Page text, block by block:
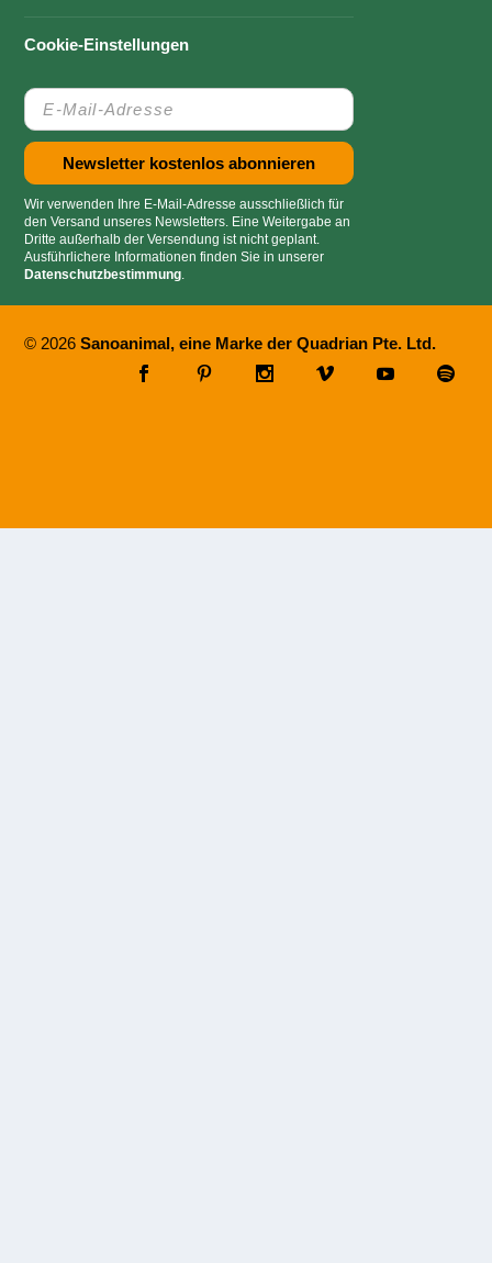
Cookie-Einstellungen
Wir verwenden Ihre E-Mail-Adresse ausschließlich für
den Versand unseres Newsletters. Eine Weitergabe an
Dritte außerhalb der Versendung ist nicht geplant.
Ausführlichere Informationen finden Sie in unserer
Datenschutzbestimmung.
© 2026Sanoanimal, eine Marke der Quadrian Pte. Ltd.